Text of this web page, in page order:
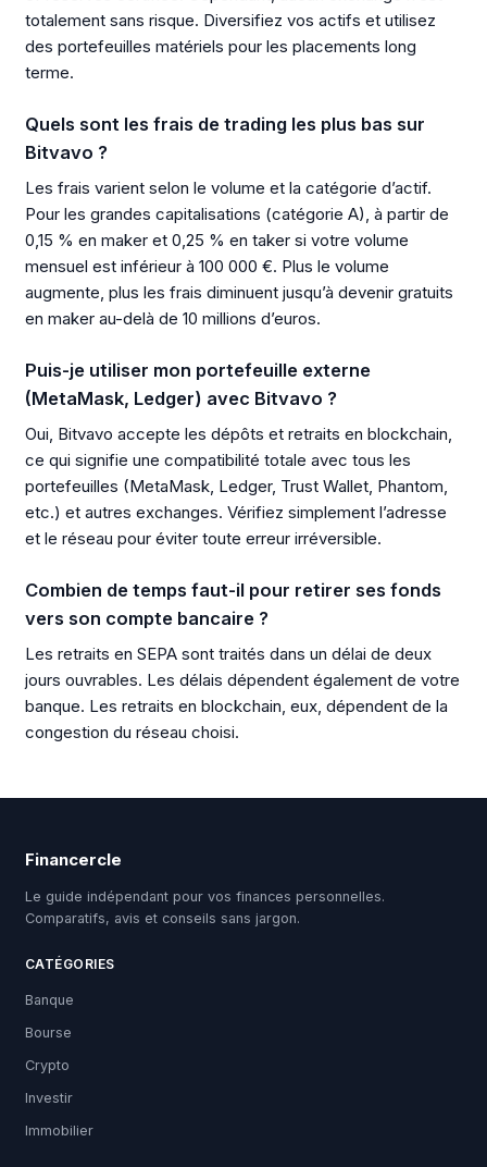
totalement sans risque. Diversifiez vos actifs et utilisez
des portefeuilles matériels pour les placements long
terme.
Quels sont les frais de trading les plus bas sur
Bitvavo ?
Les frais varient selon le volume et la catégorie d’actif.
Pour les grandes capitalisations (catégorie A), à partir de
0,15 % en maker et 0,25 % en taker si votre volume
mensuel est inférieur à 100 000 €. Plus le volume
augmente, plus les frais diminuent jusqu’à devenir gratuits
en maker au-delà de 10 millions d’euros.
Puis-je utiliser mon portefeuille externe
(MetaMask, Ledger) avec Bitvavo ?
Oui, Bitvavo accepte les dépôts et retraits en blockchain,
ce qui signifie une compatibilité totale avec tous les
portefeuilles (MetaMask, Ledger, Trust Wallet, Phantom,
etc.) et autres exchanges. Vérifiez simplement l’adresse
et le réseau pour éviter toute erreur irréversible.
Combien de temps faut-il pour retirer ses fonds
vers son compte bancaire ?
Les retraits en SEPA sont traités dans un délai de deux
jours ouvrables. Les délais dépendent également de votre
banque. Les retraits en blockchain, eux, dépendent de la
congestion du réseau choisi.
Financercle
Le guide indépendant pour vos finances personnelles.
Comparatifs, avis et conseils sans jargon.
CATÉGORIES
Banque
Bourse
Crypto
Investir
Immobilier